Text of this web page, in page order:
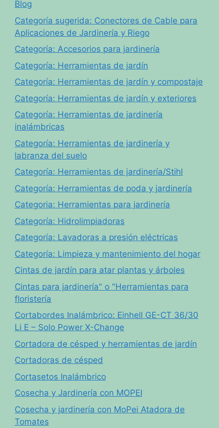
Blog
Categoría sugerida: Conectores de Cable para
Aplicaciones de Jardinería y Riego
Categoría: Accesorios para jardinería
Categoría: Herramientas de jardín
Categoría: Herramientas de jardín y compostaje
Categoría: Herramientas de jardín y exteriores
Categoría: Herramientas de jardinería
inalámbricas
Categoría: Herramientas de jardinería y
labranza del suelo
Categoría: Herramientas de jardinería/Stihl
Categoría: Herramientas de poda y jardinería
Categoria: Herramientas para jardinería
Categoría: Hidrolimpiadoras
Categoría: Lavadoras a presión eléctricas
Categoría: Limpieza y mantenimiento del hogar
Cintas de jardín para atar plantas y árboles
Cintas para jardinería" o "Herramientas para
floristería
Cortabordes Inalámbrico: Einhell GE-CT 36/30
Li E – Solo Power X-Change
Cortadora de césped y herramientas de jardín
Cortadoras de césped
Cortasetos Inalámbrico
Cosecha y Jardinería con MOPEI
Cosecha y jardinería con MoPei Atadora de
Tomates